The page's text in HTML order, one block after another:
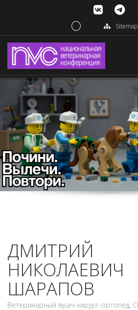
Sitemap
ДМИТРИЙ
НИКОЛАЕВИЧ
ШАРАПОВ
Ветеринарный врач-хирург-ортопед,